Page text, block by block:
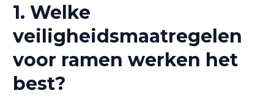
1. Welke
veiligheidsmaatregelen
voor ramen werken het
best?